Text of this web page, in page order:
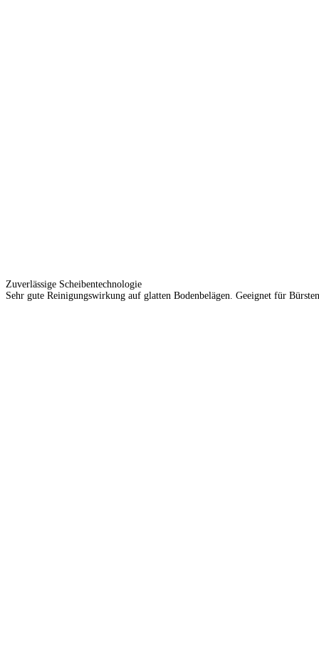
Zuverlässige Scheibentechnologie
Sehr gute Reinigungswirkung auf glatten Bodenbelägen. Geeignet für